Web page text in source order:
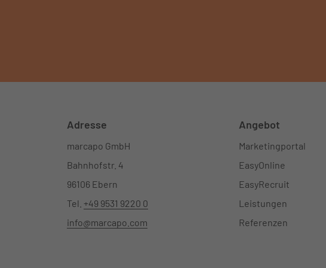
Adresse
marcapo GmbH
Bahnhofstr. 4
96106 Ebern
Tel. +49 9531 9220 0
info@marcapo.com
Angebot
Marketingportal
EasyOnline
EasyRecruit
Leistungen
Referenzen